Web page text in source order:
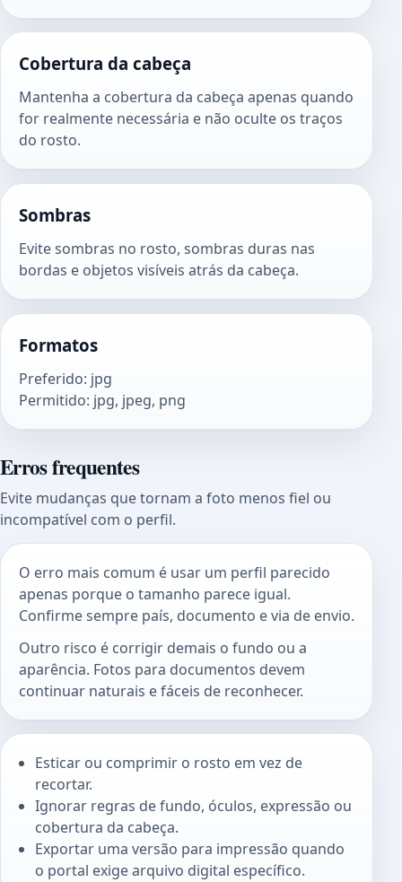
Cobertura da cabeça
Mantenha a cobertura da cabeça apenas quando
for realmente necessária e não oculte os traços
do rosto.
Sombras
Evite sombras no rosto, sombras duras nas
bordas e objetos visíveis atrás da cabeça.
Formatos
Preferido: jpg
Permitido: jpg, jpeg, png
Erros frequentes
Evite mudanças que tornam a foto menos fiel ou
incompatível com o perfil.
O erro mais comum é usar um perfil parecido
apenas porque o tamanho parece igual.
Confirme sempre país, documento e via de envio.
Outro risco é corrigir demais o fundo ou a
aparência. Fotos para documentos devem
continuar naturais e fáceis de reconhecer.
Esticar ou comprimir o rosto em vez de
recortar.
Ignorar regras de fundo, óculos, expressão ou
cobertura da cabeça.
Exportar uma versão para impressão quando
o portal exige arquivo digital específico.